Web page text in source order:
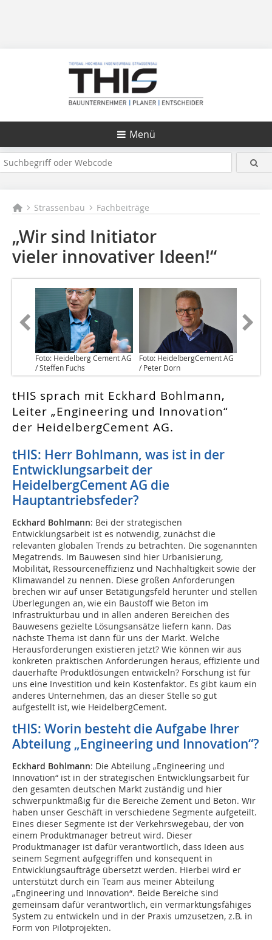
Menü
Strassenbau Fachbeiträge
„Wir sind Initiator
vieler innovativer Ideen!“
Foto: Heidelberg Cement AG
/ Steffen Fuchs
Foto: HeidelbergCement AG
/ Peter Dorn
tHIS sprach mit Eckhard Bohlmann,
Leiter „Engineering und Innovation“
der HeidelbergCement AG.
tHIS: Herr Bohlmann, was ist in der
Entwicklungsarbeit der
HeidelbergCement AG die
Hauptantriebsfeder?
Eckhard Bohlmann: Bei der strategischen
Entwicklungsarbeit ist es notwendig, zunächst die
relevanten globalen Trends zu betrachten. Die sogenannten
Mega­trends. Im Bauwesen sind hier Urbanisierung,
Mobilität, Ressourceneffizienz und Nachhaltigkeit sowie der
Klimawandel zu nennen. Diese großen Anforderungen
brechen wir auf unser Betätigungsfeld herunter und stellen
Überlegungen an, wie ein Baustoff wie Beton im
Infrastrukturbau und in allen anderen Bereichen des
Bauwesens gezielte Lösungsansätze liefern kann. Das
nächste Thema ist dann für uns der Markt. Welche
Herausforderungen existieren jetzt? Wie können wir aus
konkreten praktischen Anforderungen heraus, effiziente und
dauerhafte Produktlösungen entwickeln? Forschung ist für
uns eine Investition und kein Kostenfaktor. Es gibt kaum ein
anderes Unternehmen, das an dieser Stelle so gut
aufgestellt ist, wie HeidelbergCement.
tHIS: Worin besteht die Aufgabe Ihrer
Abteilung „Engineering und Innovation“?
Eckhard Bohlmann: Die Abteilung „Engineering und
Innovation“ ist in der strategischen Entwicklungsarbeit für
den gesamten deutschen Markt zuständig und hier
schwerpunktmäßig für die Bereiche Zement und Beton. Wir
haben unser Geschäft in verschiedene Segmente aufgeteilt.
Eines dieser Segmente ist der Verkehrswegebau, der von
einem Produktmanager betreut wird. Dieser
Produktmanager ist dafür verantwortlich, dass Ideen aus
seinem Segment aufgegriffen und konsequent in
Entwicklungsaufträge übersetzt werden. Hierbei wird er
unterstützt durch ein Team aus meiner Abteilung
„Engineering und Innovation“. Beide Bereiche sind
gemeinsam dafür verantwortlich, ein vermarktungsfähiges
System zu entwickeln und in der Praxis umzusetzen, z.B. in
Form von Pilotprojekten.